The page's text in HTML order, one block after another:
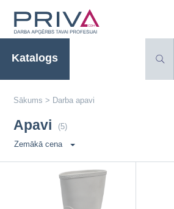
Katalogs
Sākums > Darba apavi
Apavi
(5)
Zemākā cena